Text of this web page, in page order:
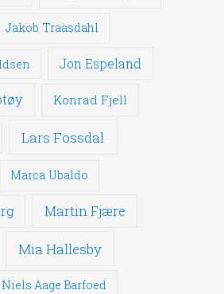
Jakob Traasdahl
Jon Espeland
Konrad Fjell
Lars Fossdal
Marca Ubaldo
Martin Fjære
Mia Hallesby
Niels Aage Barfoed